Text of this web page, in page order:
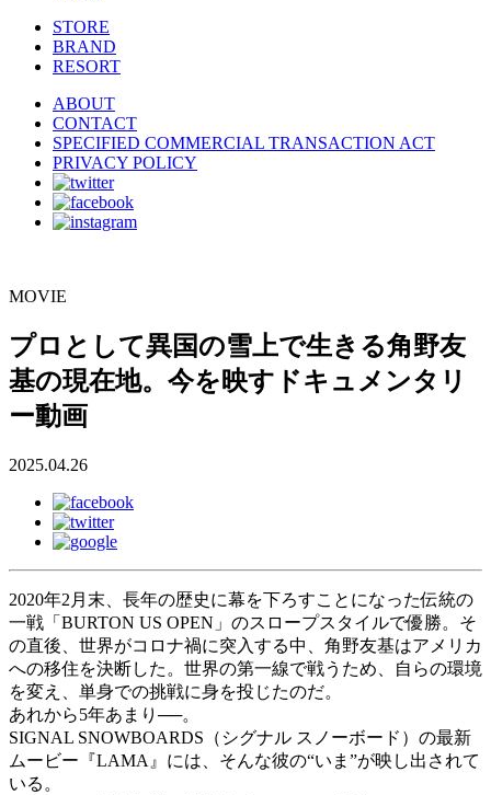
STORE
BRAND
RESORT
ABOUT
CONTACT
SPECIFIED COMMERCIAL TRANSACTION ACT
PRIVACY POLICY
MOVIE
プロとして異国の雪上で生きる角野友
基の現在地。今を映すドキュメンタリ
ー動画
2025.04.26
2020年2月末、長年の歴史に幕を下ろすことになった伝統の
一戦「BURTON US OPEN」のスロープスタイルで優勝。そ
の直後、世界がコロナ禍に突入する中、角野友基はアメリカ
への移住を決断した。世界の第一線で戦うため、自らの環境
を変え、単身での挑戦に身を投じたのだ。
あれから5年あまり──。
SIGNAL SNOWBOARDS（シグナル スノーボード）の最新
ムービー『LAMA』には、そんな彼の“いま”が映し出されて
いる。